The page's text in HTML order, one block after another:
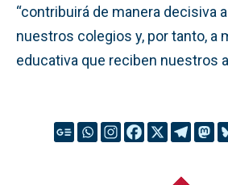
“contribuirá de manera decisiva
nuestros colegios y, por tanto, a
educativa que reciben nuestros